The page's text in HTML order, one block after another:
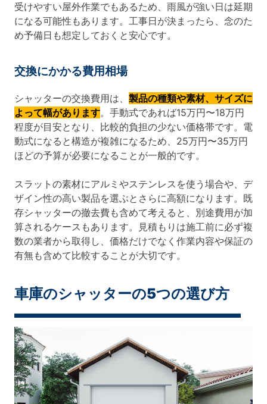
受けやすい屋外作業でもあるため、雨風が強い日は延期
になる可能性もあります。工事日が決まったら、念のた
め予備日も想定しておくと安心です。
交換にかかる費用相場
シャッターの交換費用は、 製品の種類や素材、サイズに
よって幅があります。手動式であれば15万円〜18万円
程度が目安となり、比較的負担の少ない価格帯です。電
動式になると構造が複雑になるため、25万円〜35万円
ほどの予算が必要になることが一般的です。
スラットの素材にアルミやステンレスを使う場合や、デ
ザイン性の高い製品を選ぶとさらに高額になります。既
存シャッターの撤去費も含めて考えると、別途費用が加
算されるケースもあります。見積もりは施工前に必ず複
数の業者から取得し、価格だけでなく作業内容や保証の
有無も含めて比較することが大切です。
車庫のシャッターの5つの選び方